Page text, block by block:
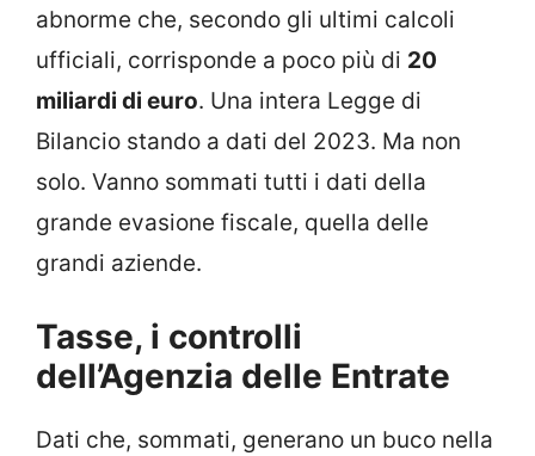
abnorme che, secondo gli ultimi calcoli
ufficiali, corrisponde a poco più di 20
miliardi di euro. Una intera Legge di
Bilancio stando a dati del 2023. Ma non
solo. Vanno sommati tutti i dati della
grande evasione fiscale, quella delle
grandi aziende.
Tasse, i controlli
dell’Agenzia delle Entrate
Dati che, sommati, generano un buco nella